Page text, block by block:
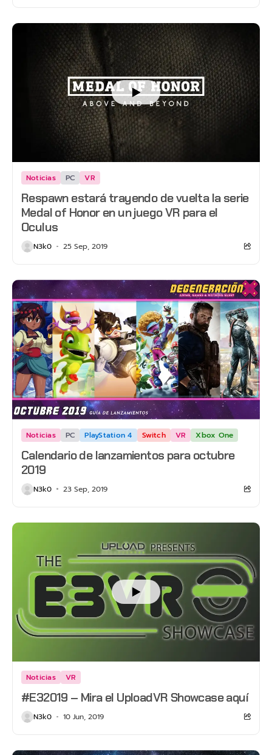
Noticias PC VR
Respawn estará trayendo de vuelta la serie
Medal of Honor en un juego VR para el
Oculus
N3k0 25 Sep, 2019
Noticias PC PlayStation 4 Switch VR Xbox One
Calendario de lanzamientos para octubre
2019
N3k0 23 Sep, 2019
Noticias VR
#E32019 – Mira el UploadVR Showcase aquí
N3k0 10 Jun, 2019